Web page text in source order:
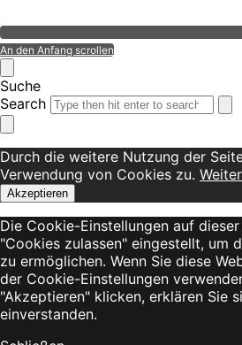
An den Anfang scrollen
Suche
Search
Durch die weitere Nutzung der
Verwendung von Cookies zu.
Akzeptieren
Die Cookie-Einstellungen auf
"Cookies zulassen" eingestellt, um
zu ermöglichen. Wenn Sie diese
der Cookie-Einstellungen
"Akzeptieren" klicken, erklären Sie
einverstanden.